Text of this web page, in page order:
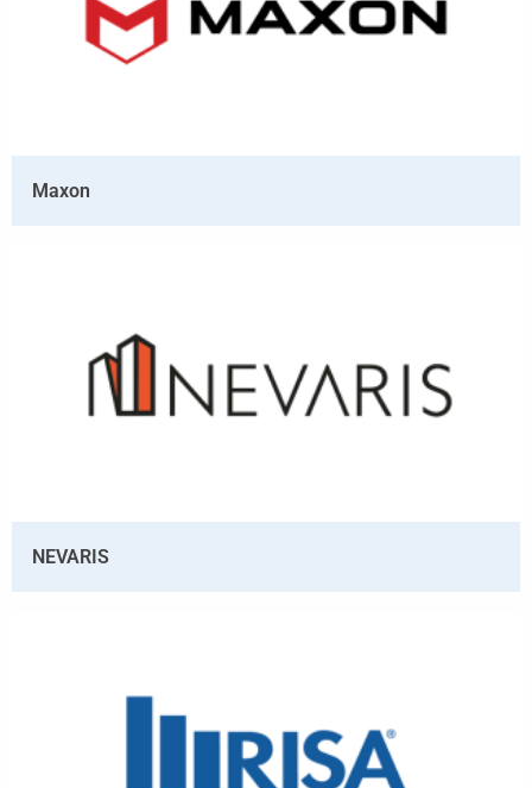
Maxon
NEVARIS